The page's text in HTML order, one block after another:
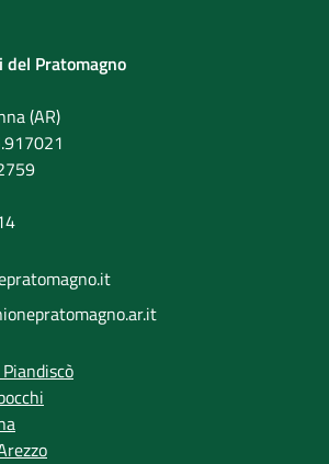
del Pratomagno
(AR)